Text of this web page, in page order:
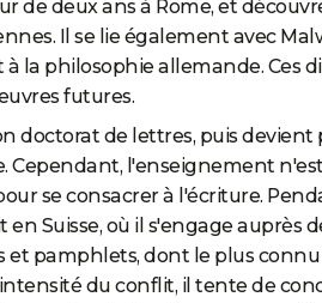
de deux ans à Rome, et
Il se lie également avec
la philosophie allemande. Ces
futures.
doctorat de lettres, puis devient
Cependant, l'enseignement
se consacrer à l'écriture.
Suisse, où il s'engage auprès
et pamphlets, dont le plus connu
du conflit, il tente de